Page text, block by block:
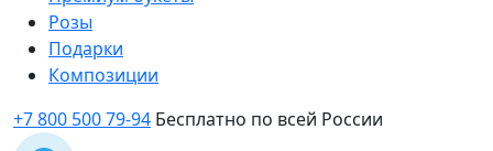
Розы
Подарки
Композиции
+7 800 500 79-94 Бесплатно по всей России